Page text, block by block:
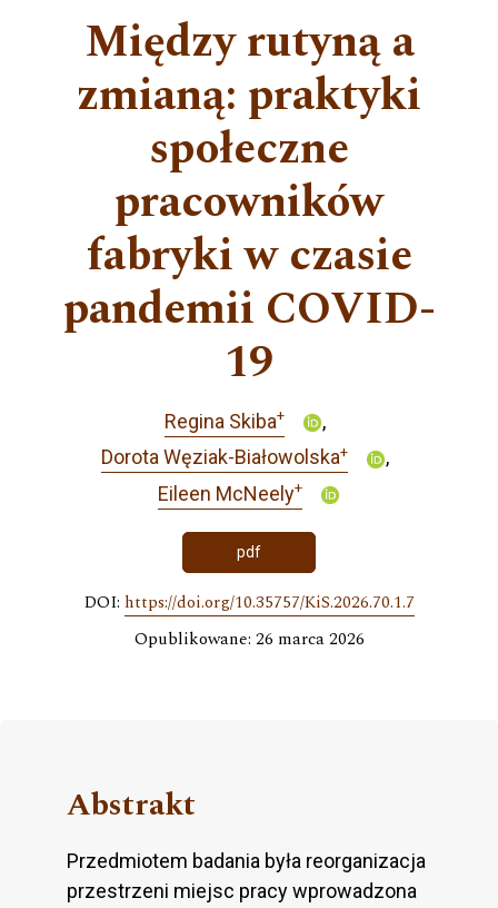
Między rutyną a
zmianą: praktyki
społeczne
pracowników
fabryki w czasie
pandemii COVID-
19
Regina Skiba+
Dorota Węziak-Białowolska+
Eileen McNeely+
pdf
DOI: https://doi.org/10.35757/KiS.2026.70.1.7
Opublikowane: 26 marca 2026
Abstrakt
Przedmiotem badania była reorganizacja
przestrzeni miejsc pracy wprowadzona